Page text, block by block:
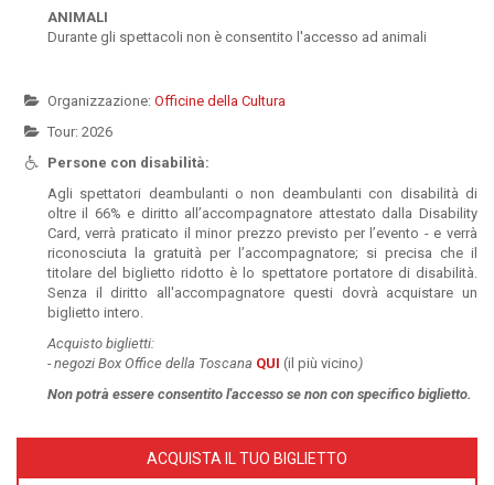
ANIMALI
Durante gli spettacoli non è consentito l'accesso ad animali
Organizzazione: Officine della Cultura
Tour: 2026
Persone con disabilità:
Agli spettatori deambulanti o non deambulanti con disabilità di
oltre il 66% e diritto all’accompagnatore attestato dalla Disability
Card, verrà praticato il minor prezzo previsto per l’evento - e verrà
riconosciuta la gratuità per l’accompagnatore; si precisa che il
titolare del biglietto ridotto è lo spettatore portatore di disabilità.
Senza il diritto all'accompagnatore questi dovrà acquistare un
biglietto intero.
Acquisto biglietti:
-negozi Box Office della Toscana QUI (il più vicino)
Non potrà essere consentito l'accesso se non con specifico biglietto.
ACQUISTA IL TUO BIGLIETTO